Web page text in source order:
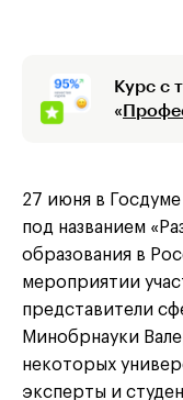
Курс с
«
27 июня в Госдуме
под названием
образования в
мероприятии
представители
Минобрнауки
некоторых
эксперты и